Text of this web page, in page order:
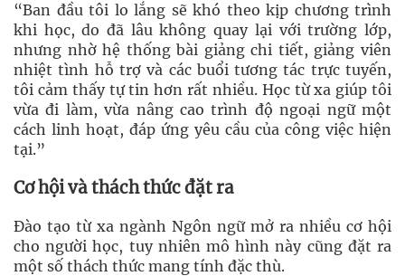
“Ban đầu tôi lo lắng sẽ khó theo kịp chương trình
khi học, do đã lâu không quay lại với trường lớp,
nhưng nhờ hệ thống bài giảng chi tiết, giảng viên
nhiệt tình hỗ trợ và các buổi tương tác trực tuyến,
tôi cảm thấy tự tin hơn rất nhiều. Học từ xa giúp tôi
vừa đi làm, vừa nâng cao trình độ ngoại ngữ một
cách linh hoạt, đáp ứng yêu cầu của công việc hiện
tại.”
Cơ hội và thách thức đặt ra
Đào tạo từ xa ngành Ngôn ngữ mở ra nhiều cơ hội
cho người học, tuy nhiên mô hình này cũng đặt ra
một số thách thức mang tính đặc thù.